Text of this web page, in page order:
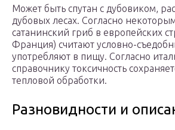
Может быть спутан с дубовиком,
дубовых лесах. Согласно
сатанинский гриб в европейских
Франция) считают условно-
употребляют в пищу. Согласно
справочнику токсичность
тепловой обработки.
Разновидности и